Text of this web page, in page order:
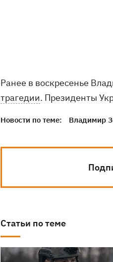
Ранее в воскресенье
трагедии. Президенты
Новости по теме: Владимир
Статьи по теме